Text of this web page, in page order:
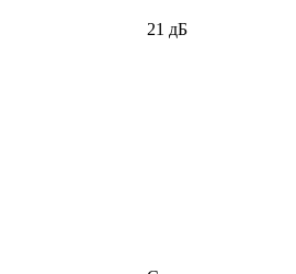
21 дБ